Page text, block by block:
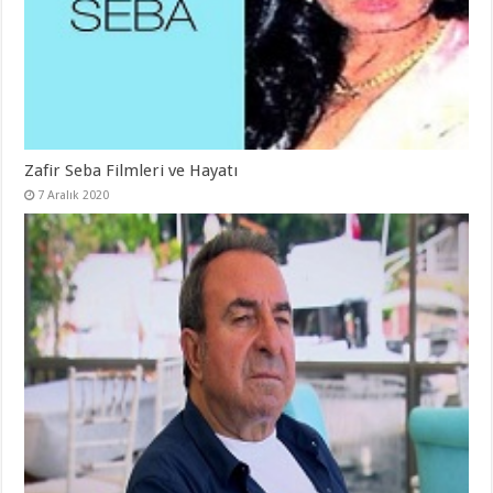
Zafir Seba Filmleri ve Hayatı
7 Aralık 2020